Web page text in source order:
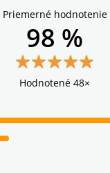
Priemerné hodnotenie
98 %
Hodnotené 48×